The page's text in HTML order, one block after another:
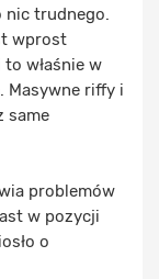
nic trudnego.
wprost
właśnie w
Masywne riffy i
same
problemów
w pozycji
o